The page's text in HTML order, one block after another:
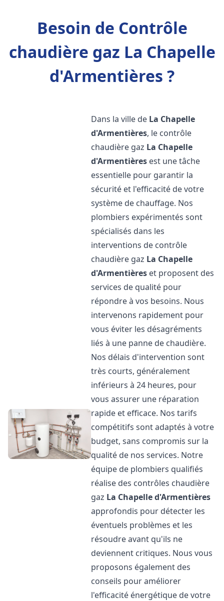
Besoin de Contrôle
chaudière gaz La Chapelle
d'Armentières ?
Dans la ville de La Chapelle
d'Armentières, le contrôle
chaudière gaz La Chapelle
d'Armentières est une tâche
essentielle pour garantir la
sécurité et l'efficacité de votre
système de chauffage. Nos
plombiers expérimentés sont
spécialisés dans les
interventions de contrôle
chaudière gaz La Chapelle
d'Armentières et proposent des
services de qualité pour
répondre à vos besoins. Nous
intervenons rapidement pour
vous éviter les désagréments
liés à une panne de chaudière.
Nos délais d'intervention sont
très courts, généralement
inférieurs à 24 heures, pour
vous assurer une réparation
rapide et efficace. Nos tarifs
compétitifs sont adaptés à votre
budget, sans compromis sur la
qualité de nos services. Notre
équipe de plombiers qualifiés
réalise des contrôles chaudière
gaz La Chapelle d'Armentières
approfondis pour détecter les
éventuels problèmes et les
résoudre avant qu'ils ne
deviennent critiques. Nous vous
proposons également des
conseils pour améliorer
l'efficacité énergétique de votre